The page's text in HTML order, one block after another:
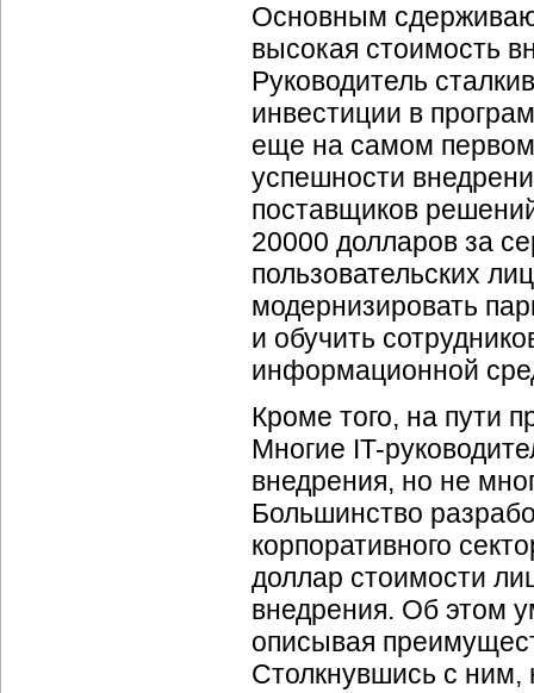
Основным
высокая стоимость
Руководитель
инвестиции в
еще на самом первом
успешности
поставщиков
20000 долларов за
пользовательских
модернизировать
и обучить
информационной
Кроме того, на пути
Многие IT-
внедрения, но не
Большинство
корпоративного
доллар стоимости
внедрения. Об этом
описывая
Столкнувшись с ним,